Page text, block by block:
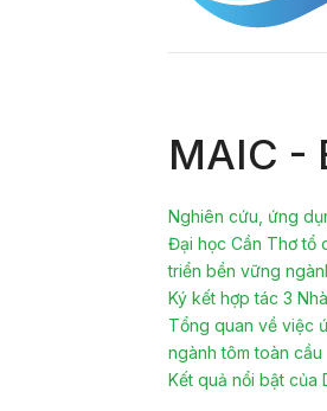
MAIC -
Nghiên cứu, ứng
Đại học Cần Thơ tổ
triển bền vững
Ký kết hợp tác 3
Tổng quan về việc
ngành tôm toàn cầu
Kết quả nổi bật của